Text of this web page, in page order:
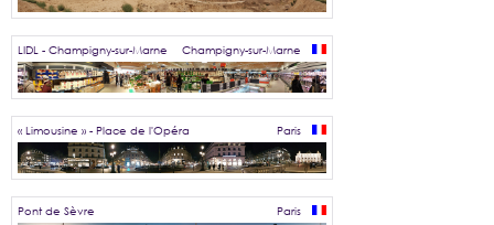
LIDL - Champigny-sur-Marne Champigny-sur-Marne
« Limousine » - Place de l'Opéra Paris
Pont de Sèvre Paris